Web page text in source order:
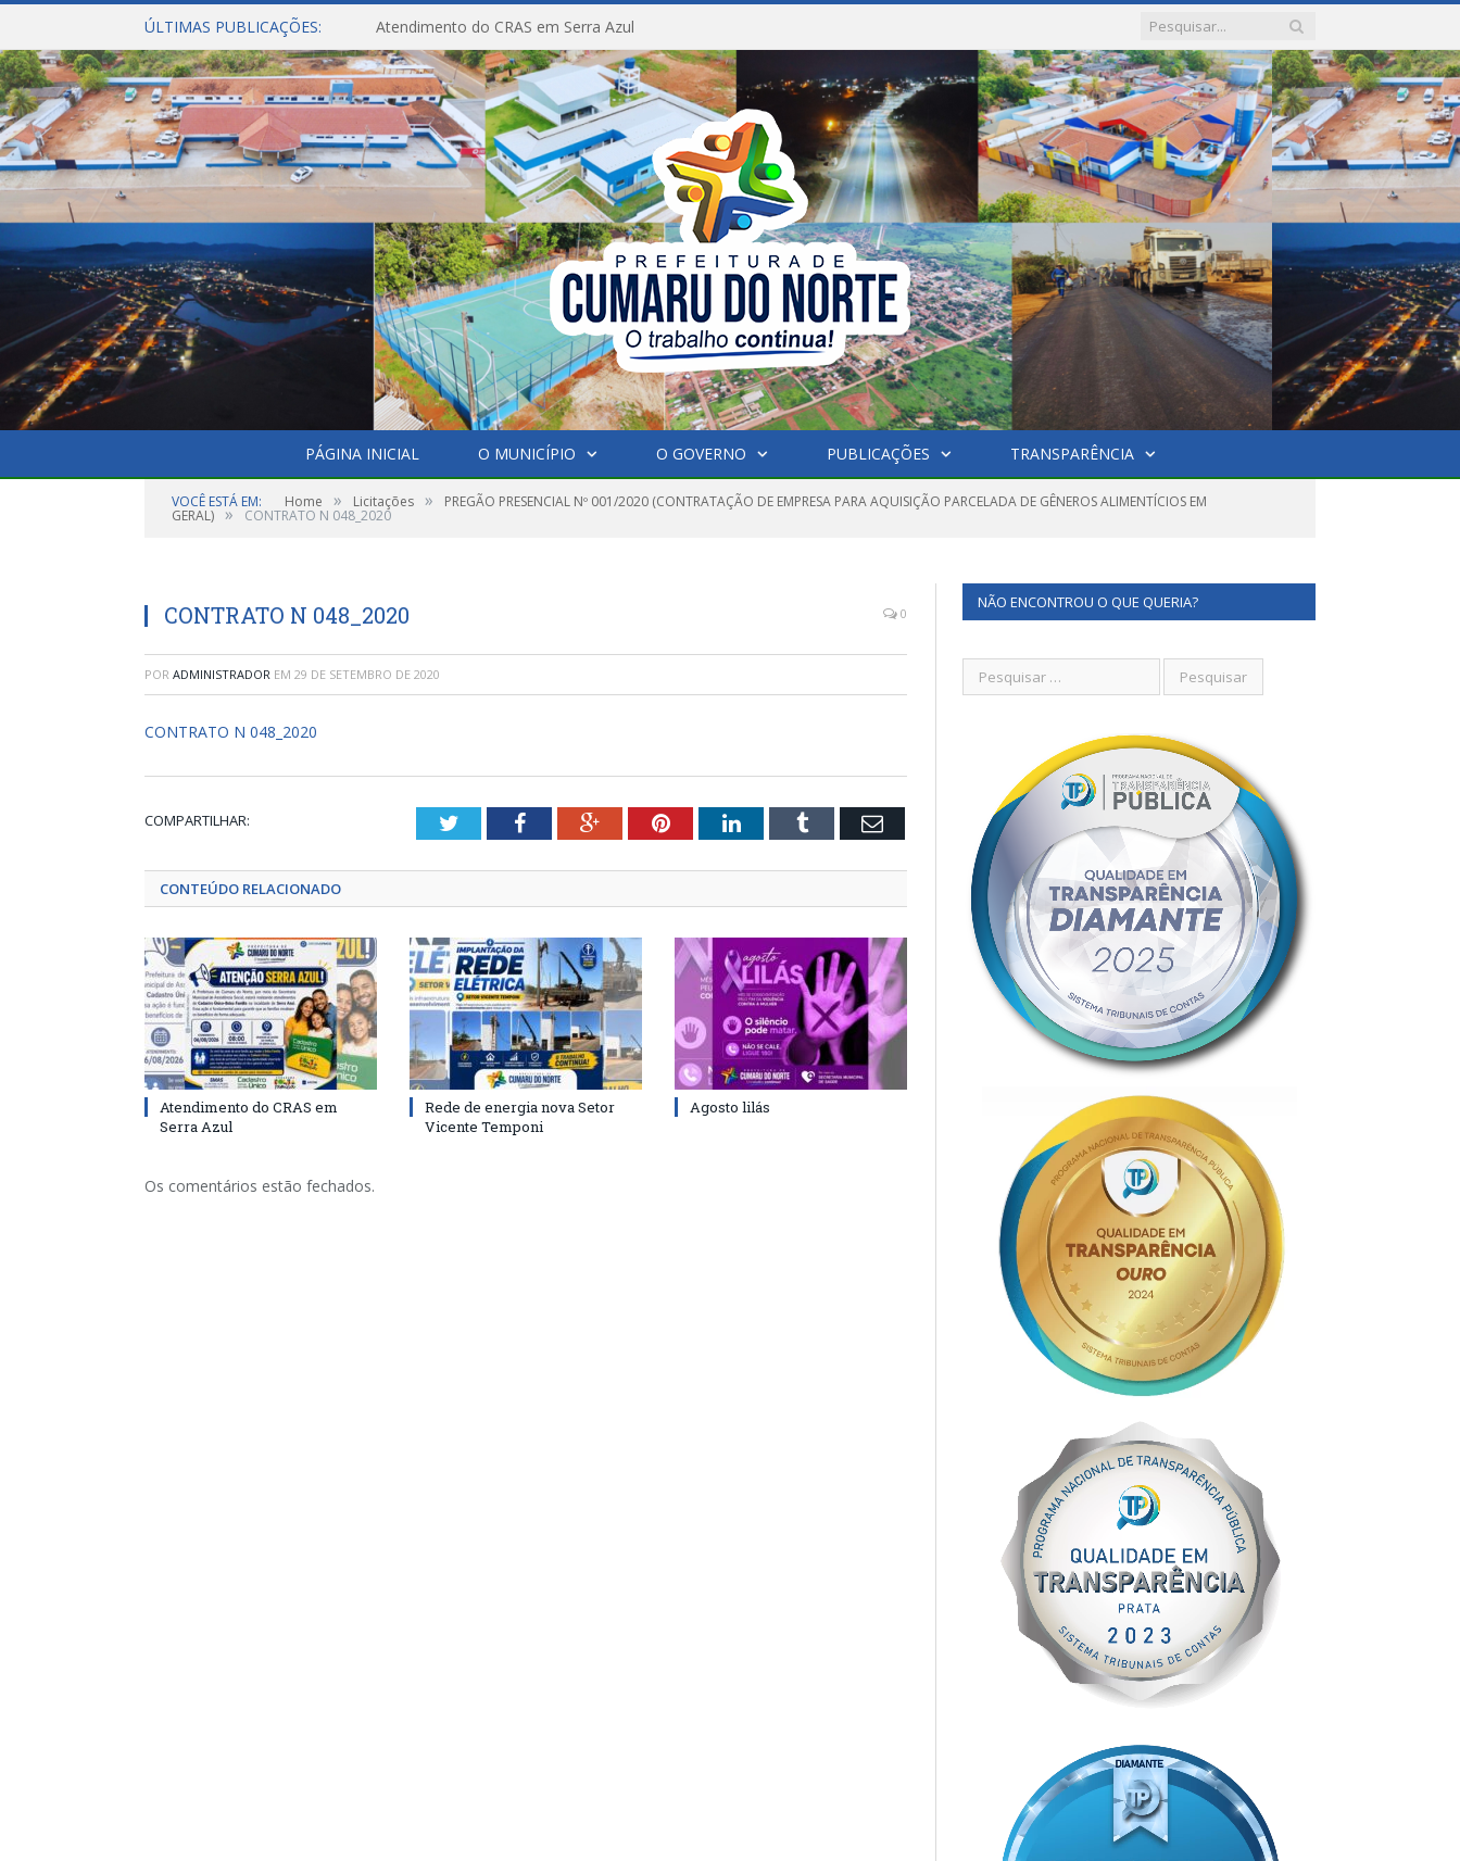
ÚLTIMAS PUBLICAÇÕES: Atendimento do CRAS em Serra Azul
PÁGINA INICIAL O MUNICÍPIO O GOVERNO PUBLICAÇÕES TRANSPARÊNCIA
VOCÊ ESTÁ EM: Home » Licitações » PREGÃO PRESENCIAL Nº 001/2020 (CONTRATAÇÃO DE EMPRESA PARA AQUISIÇÃO PARCELADA DE GÊNEROS ALIMENTÍCIOS EM
GERAL) » CONTRATO N 048_2020
CONTRATO N 048_2020 0
POR ADMINISTRADOR EM 29 DE SETEMBRO DE 2020
CONTRATO N 048_2020
COMPARTILHAR: TwitterFacebookGoogle+PinterestLinkedInTumblr Email
CONTEÚDO RELACIONADO
Atendimento do CRAS em
Serra Azul
Rede de energia nova Setor
Vicente Temponi
Agosto lilás
Os comentários estão fechados.
NÃO ENCONTROU O QUE QUERIA?